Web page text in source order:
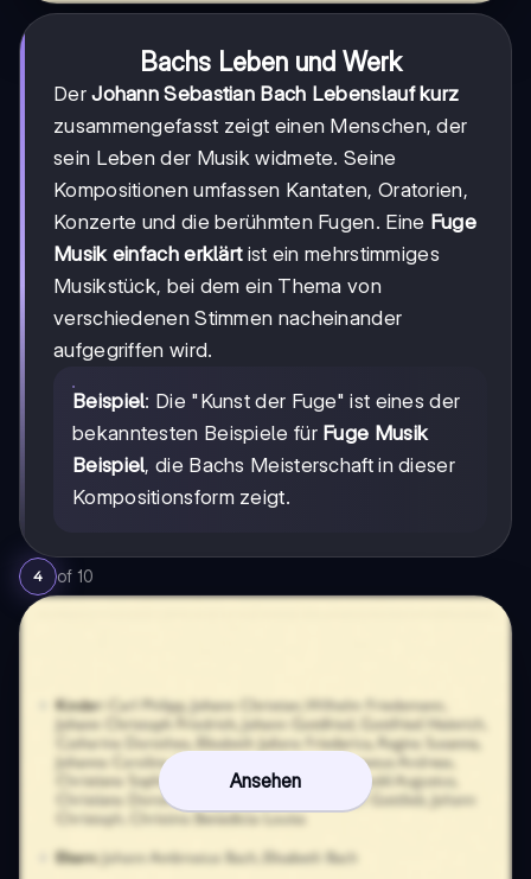
Bachs Leben und Werk
DerJohann Sebastian Bach Lebenslauf kurz
zusammengefasst zeigt einen Menschen, der
sein Leben der Musik widmete. Seine
Kompositionen umfassen Kantaten, Oratorien,
Konzerte und die berühmten Fugen. Eine Fuge
Musik einfach erklärtist ein mehrstimmiges
Musikstück, bei dem ein Thema von
verschiedenen Stimmen nacheinander
aufgegriffen wird.
Beispiel: Die "Kunst der Fuge" ist eines der
bekanntesten Beispiele für Fuge Musik
Beispiel, die Bachs Meisterschaft in dieser
Kompositionsform zeigt.
4 of 10
Ansehen